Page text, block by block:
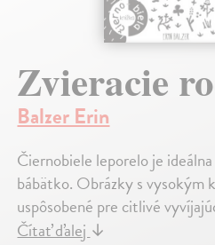
Zvieracie
Balzer Erin
Čiernobiele leporelo je
bábätko. Obrázky s vysokým
uspôsobené pre citlivé
Čítať ďalej↓